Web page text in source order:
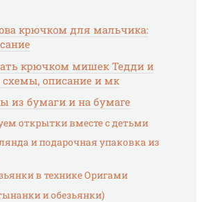
крючком для мальчика:
крючком мишек Тедди и
описание и мк
из бумаги и на бумаге
открытки вместе с детьми
и подарочная упаковка из
в технике Оригами
и обезьянки)